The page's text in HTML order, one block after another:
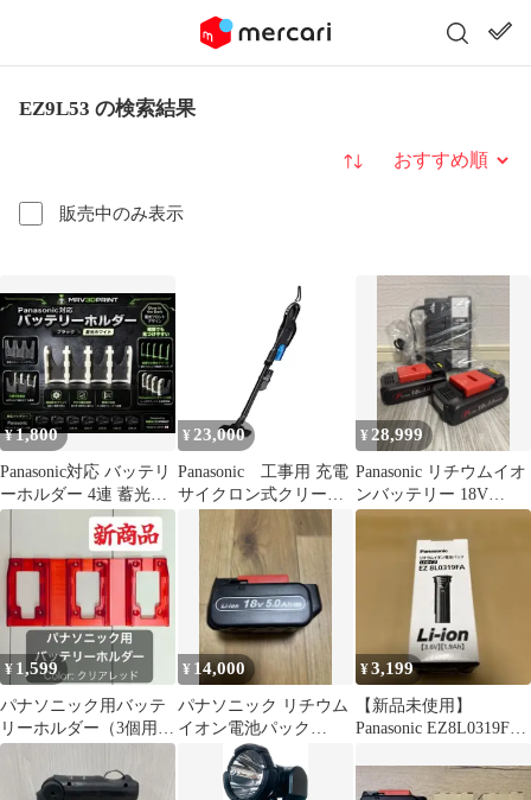
EZ9L53 の検索結果
販売中のみ表示
並び替え
¥1,800
Panasonic対応 バッテリ
ーホルダー 4連 蓄光ホ
ワイト
¥ 23,000
Panasonic 工事用 充電
サイクロン式クリーナ
ー（黒）本体のみ
EZ37A5X-B
¥ 28,999
Panasonic リチウムイオ
ンバッテリー 18V
3.0Ah 充電器
¥ 1,599
パナソニック用バッテ
リーホルダー（3個用）
クリアレッド
¥ 14,000
パナソニック リチウム
イオン電池パック
EZ9L54S エグゼナ
¥3,199
【新品未使用】
Panasonic EZ8L0319FA